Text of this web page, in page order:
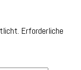
Erforderliche